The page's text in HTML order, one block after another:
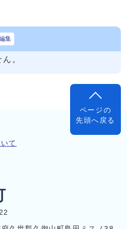
集
。
ページの
先頭へ戻る
て